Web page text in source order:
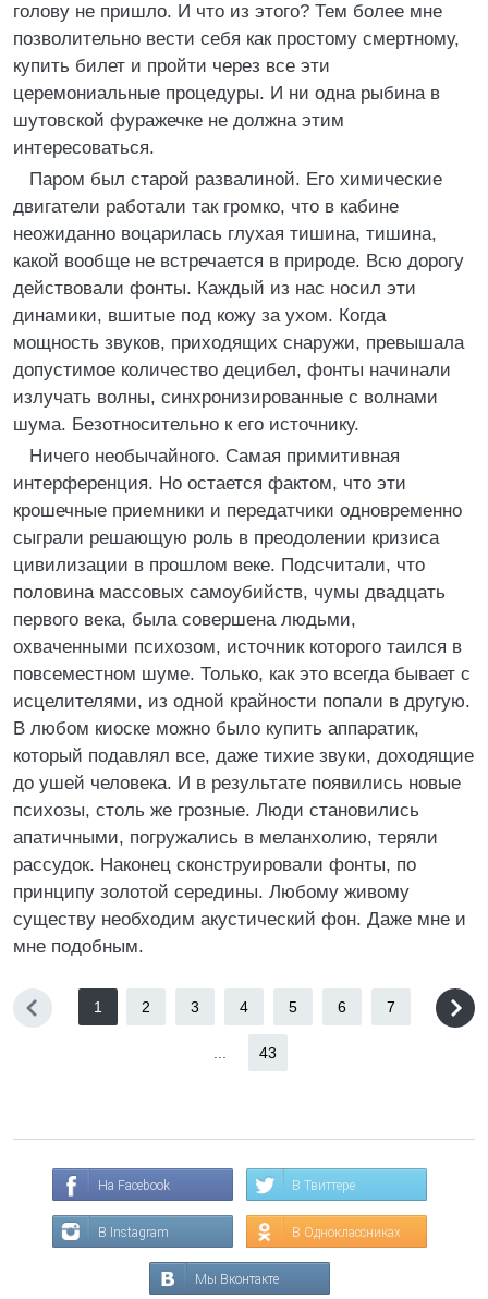
голову не пришло. И что из этого? Тем более мне
позволительно вести себя как простому смертному,
купить билет и пройти через все эти
церемониальные процедуры. И ни одна рыбина в
шутовской фуражечке не должна этим
интересоваться.
Паром был старой развалиной. Его химические
двигатели работали так громко, что в кабине
неожиданно воцарилась глухая тишина, тишина,
какой вообще не встречается в природе. Всю дорогу
действовали фонты. Каждый из нас носил эти
динамики, вшитые под кожу за ухом. Когда
мощность звуков, приходящих снаружи, превышала
допустимое количество децибел, фонты начинали
излучать волны, синхронизированные с волнами
шума. Безотносительно к его источнику.
Ничего необычайного. Самая примитивная
интерференция. Но остается фактом, что эти
крошечные приемники и передатчики одновременно
сыграли решающую роль в преодолении кризиса
цивилизации в прошлом веке. Подсчитали, что
половина массовых самоубийств, чумы двадцать
первого века, была совершена людьми,
охваченными психозом, источник которого таился в
повсеместном шуме. Только, как это всегда бывает с
исцелителями, из одной крайности попали в другую.
В любом киоске можно было купить аппаратик,
который подавлял все, даже тихие звуки, доходящие
до ушей человека. И в результате появились новые
психозы, столь же грозные. Люди становились
апатичными, погружались в меланхолию, теряли
рассудок. Наконец сконструировали фонты, по
принципу золотой середины. Любому живому
существу необходим акустический фон. Даже мне и
мне подобным.
1 2 3 4 5 6 7
43
На Facebook В Твиттере
В Instagram В Одноклассниках
Мы Вконтакте